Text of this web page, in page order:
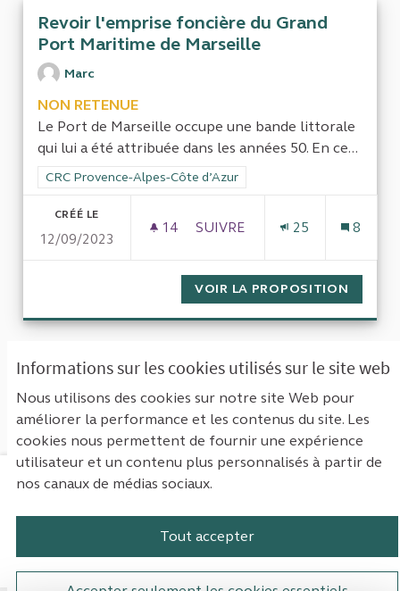
Informations sur les cookies utilisés sur le site web
Nous utilisons des cookies sur notre site Web pour
améliorer la performance et les contenus du site. Les
cookies nous permettent de fournir une expérience
utilisateur et un contenu plus personnalisés à partir de
nos canaux de médias sociaux.
Tout accepter
Revoir l'emprise foncière du Grand
Port Maritime de Marseille
Marc
NON RETENUE
Le Port de Marseille occupe une bande littorale
qui lui a été attribuée dans les années 50. En ce...
Filtrer les résultats de la catégorie : CRC Provence-Alpes-
CRC Provence-Alpes-Côte d’Azur
CRÉÉ LE
12/09/2023
14 14 ABONNÉS
SUIVRE
25 8
VOIR LA PROPOSITION
« Première ‹ Précédent
Suivant ›
Dernière »
Voir toutes les propositions retirées
Mentions légales
Paramètres des cookies
Plateforme de participation de la
Plateforme de participation de la
Plateforme de participation
Plateforme de